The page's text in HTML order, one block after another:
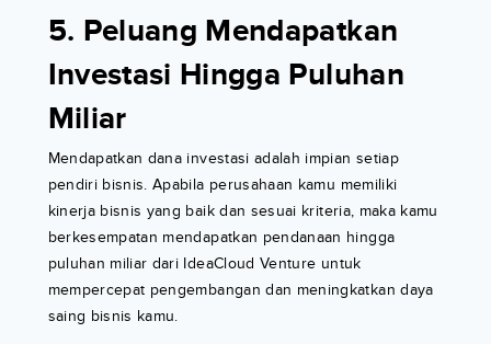
5. Peluang Mendapatkan
Investasi Hingga Puluhan
Miliar
Mendapatkan dana investasi adalah impian setiap
pendiri bisnis. Apabila perusahaan kamu memiliki
kinerja bisnis yang baik dan sesuai kriteria, maka kamu
berkesempatan mendapatkan pendanaan hingga
puluhan miliar dari IdeaCloud Venture untuk
mempercepat pengembangan dan meningkatkan daya
saing bisnis kamu.